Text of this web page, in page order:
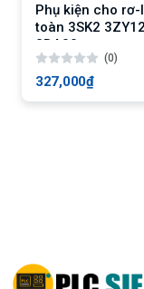
Phụ kiện cho rơ-
toàn 3SK2
2BA00
(0)
327,000₫